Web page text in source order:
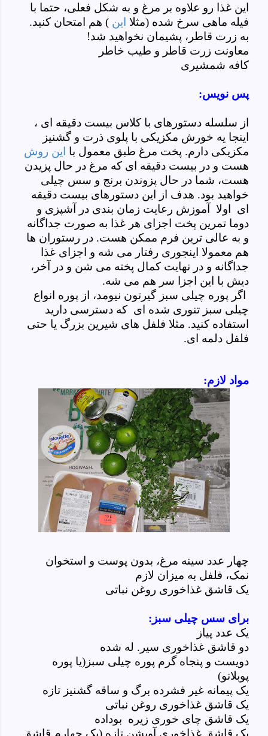
این غذا رو علاوه بر مرغ و به شکل فعلی، حتما با
فیله ماهی سرخ شده (مثلا این ) هم امتحان کنید.
به زرت قاطر، پشیمان نخواهید شد!
معاونت زرت قاطر و طیب خاطر
کافه شمشیری
پس نویس:
از سلسله دستورهای با کلاس بیست دقیقه ای ،
اینجا یه خورش مکزیکی با پلوی ذرت و گشنیز
مکزیکی دارم. پخت مرغ طبق معمول با این روش
هست و در بیست دقیقه ای که مرغ در حال پزیدن
هست، شما در حال پزوندن برنج و سس چیلی
خواهید بود. هدف از این دستورهای بیست دقیقه
ای اولا آموزش رعایت زمان بندی در آشپزی و
دوما تمرین پخت اجزای هر غذا به صورت جداگانه
و به عالی ترین فرم ممکن هست. در رستوران ها
هم معمولا اینجوری رفتار می شه و اجزای غذا
جداگانه و در نهایت کمال پخته می شن و در آخر،
دیش با این اجزا سر هم می شه.
اگر پوره چیلی سبز گیرتون نیومد، از پوره انواع
چیلی سبز تنوری شده ای که دسترسی دارید
استفاده کنید. مثلا فلفل های شیرین بزرگ یا حتی
فلفل دلمه ای.
مواد لازم:
چهار عدد سینه مرغ، بدون پوست و استخوان
نمک، فلفل به میزان لازم
یک قاشق غذاخوری روغن نباتی
برای سس چیلی سبز:
یک عدد پیاز
دو قاشق غذاخوری سیر. له شده
دویست و پنجاه گرم پوره چیلی سبز(یا پوره
پوبلانو)
یک پیمانه غیر فشرده برگ و ساقه گشنیز تازه
یک قاشق غذاخوری روغن نباتی
یک قاشق چای خوری زیره بوداده
یک قاشق غذاخوری آویشن تازه (یک چهارم قاشق